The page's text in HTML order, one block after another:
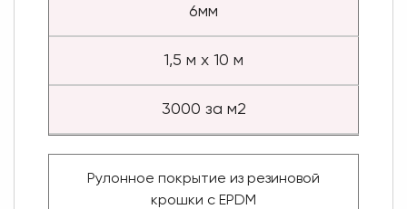
6мм
1,5 м х 10 м
3000 за м2
Рулонное покрытие из резиновой
крошки с EPDM